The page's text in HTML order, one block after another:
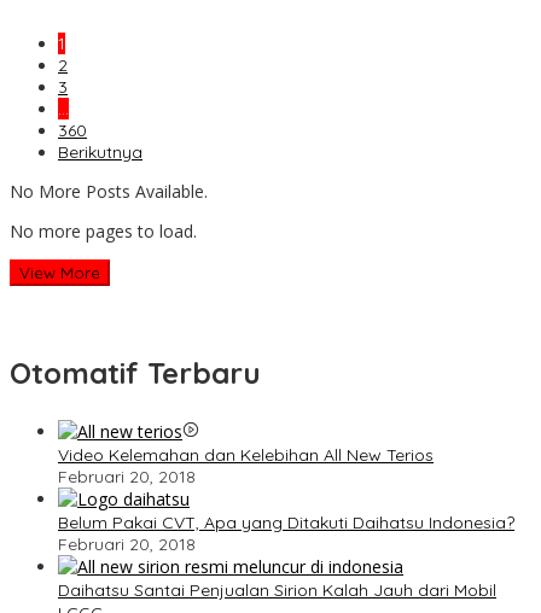
1
2
3
…
360
Berikutnya
No More Posts Available.
No more pages to load.
View More
Otomatif Terbaru
Video Kelemahan dan Kelebihan All New Terios
Februari 20, 2018
Belum Pakai CVT, Apa yang Ditakuti Daihatsu Indonesia?
Februari 20, 2018
Daihatsu Santai Penjualan Sirion Kalah Jauh dari Mobil